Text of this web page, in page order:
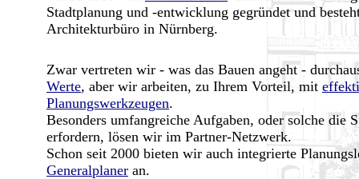
Stadtplanung und -entwicklung gegründet und
Architekturbüro in Nürnberg.
Zwar vertreten wir - was das Bauen angeht -
Werte, aber wir arbeiten, zu Ihrem Vorteil, mit
Planungswerkzeugen.
Besonders umfangreiche Aufgaben, oder solche die
erfordern, lösen wir im Partner-Netzwerk.
Schon seit 2000 bieten wir auch integrierte
Generalplaner an.